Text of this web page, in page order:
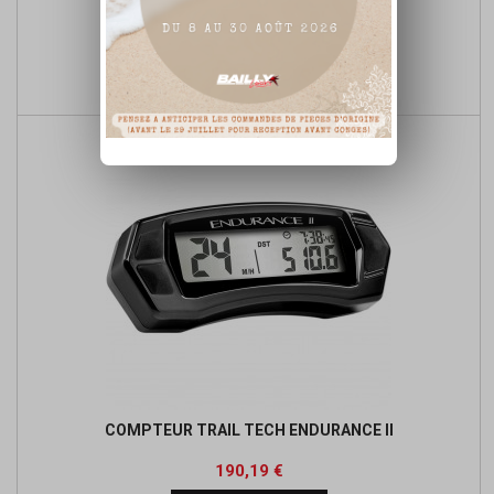
COMMUTATEUR D'ALLUMAGE SUZUKI
 Ajouter au panier
COMPTEUR TRAIL TECH ENDURANCE II
Prix
190,19 €